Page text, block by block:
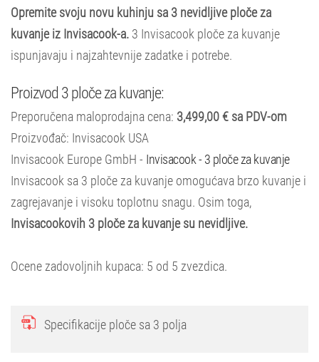
Opremite svoju novu kuhinju sa 3 nevidljive ploče za
kuvanje iz Invisacook-a. 3 Invisacook ploče za kuvanje
ispunjavaju i najzahtevnije zadatke i potrebe.
Proizvod 3 ploče za kuvanje:
Preporučena maloprodajna cena: 3,499,00 € sa PDV-om
Proizvođač: Invisacook USA
Invisacook Europe GmbH - Invisacook - 3 ploče za kuvanje
Invisacook sa 3 ploče za kuvanje omogućava brzo kuvanje i
zagrejavanje i visoku toplotnu snagu. Osim toga,
Invisacookovih 3 ploče za kuvanje su nevidljive.
Ocene zadovoljnih kupaca: 5 od 5 zvezdica.
Specifikacije ploče sa 3 polja